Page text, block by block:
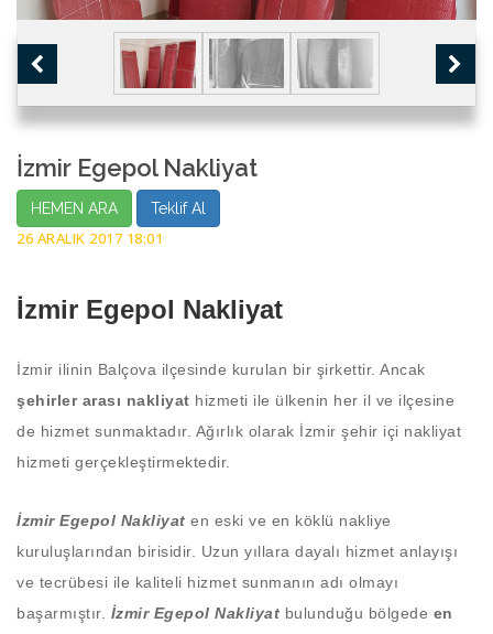
İzmir Egepol Nakliyat
HEMEN ARA Teklif Al
26 ARALIK 2017 18:01
İzmir Egepol Nakliyat
İzmir ilinin Balçova ilçesinde kurulan bir şirkettir. Ancak
şehirler arası nakliyat hizmeti ile ülkenin her il ve ilçesine
de hizmet sunmaktadır. Ağırlık olarak İzmir şehir içi nakliyat
hizmeti gerçekleştirmektedir.
İzmir Egepol Nakliyat en eski ve en köklü nakliye
kuruluşlarından birisidir. Uzun yıllara dayalı hizmet anlayışı
ve tecrübesi ile kaliteli hizmet sunmanın adı olmayı
başarmıştır. İzmir Egepol Nakliyat bulunduğu bölgede en